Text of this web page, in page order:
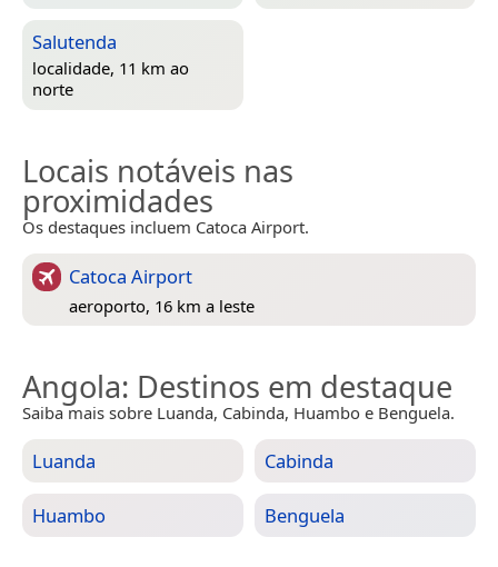
Salutenda
localidade, 11 km ao
norte
Locais notáveis nas
proximidades
Os destaques incluem Catoca Airport.
Catoca Airport
aeroporto, 16 km a leste
Angola: Destinos em destaque
Saiba mais sobre Luanda, Cabinda, Huambo e Benguela.
Luanda Cabinda
Huambo Benguela